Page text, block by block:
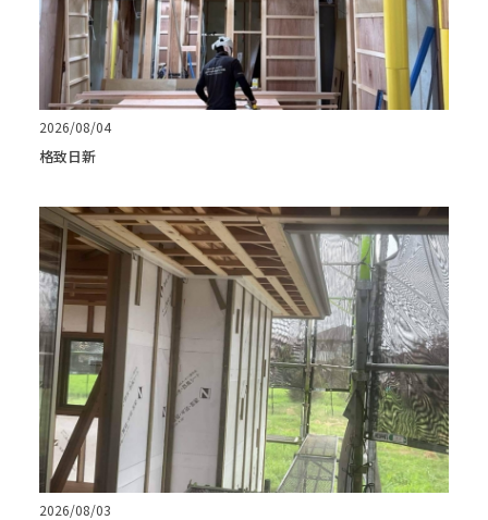
2026/08/04
格致日新
2026/08/03